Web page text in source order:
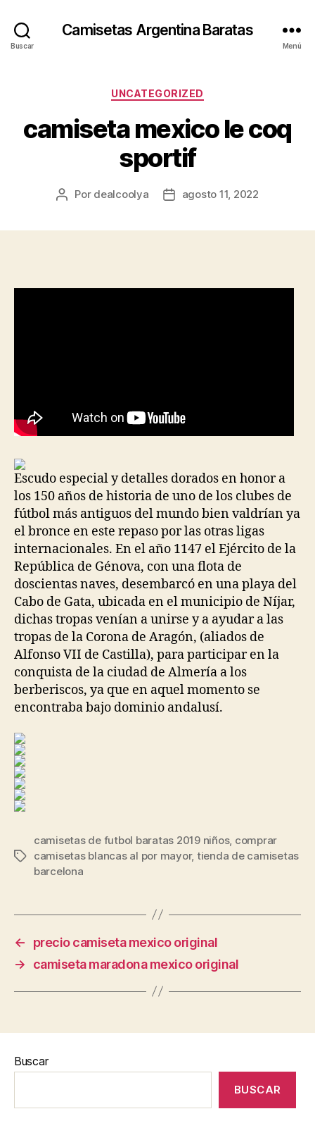
Buscar
Camisetas Argentina Baratas
Menú
Categorías
UNCATEGORIZED
camiseta mexico le coq
sportif
Autor
Por dealcoolya
Fechaagosto 11, 2022
Escudo especial y detalles dorados en honor a
los 150 años de historia de uno de los clubes de
fútbol más antiguos del mundo bien valdrían ya
el bronce en este repaso por las otras ligas
internacionales. En el año 1147 el Ejército de la
República de Génova, con una flota de
doscientas naves, desembarcó en una playa del
Cabo de Gata, ubicada en el municipio de Níjar,
dichas tropas venían a unirse y a ayudar a las
tropas de la Corona de Aragón, (aliados de
Alfonso VII de Castilla), para participar en la
conquista de la ciudad de Almería a los
berberiscos, ya que en aquel momento se
encontraba bajo dominio andalusí.
Etiquetas
camisetas de futbol baratas 2019 niños, comprar
camisetas blancas al por mayor, tienda de camisetas
barcelona
←
precio camiseta mexico original
→
camiseta maradona mexico original
Buscar
BUSCAR